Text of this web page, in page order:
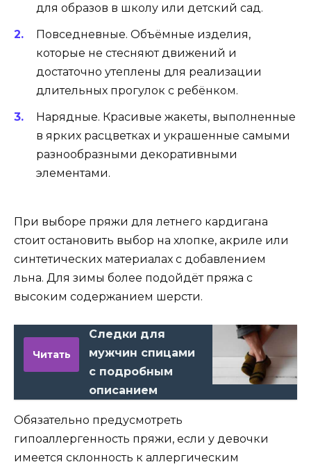
для образов в школу или детский сад.
Повседневные. Объёмные изделия,
которые не стесняют движений и
достаточно утеплены для реализации
длительных прогулок с ребёнком.
Нарядные. Красивые жакеты, выполненные
в ярких расцветках и украшенные самыми
разнообразными декоративными
элементами.
При выборе пряжи для летнего кардигана
стоит остановить выбор на хлопке, акриле или
синтетических материалах с добавлением
льна. Для зимы более подойдёт пряжа с
высоким содержанием шерсти.
Читать
Следки для
мужчин спицами
с подробным
описанием
Обязательно предусмотреть
гипоаллергенность пряжи, если у девочки
имеется склонность к аллергическим